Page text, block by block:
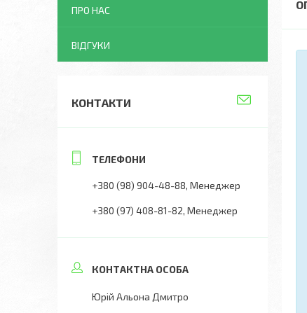
ПРО НАС
ВІДГУКИ
КОНТАКТИ
+380 (98) 904-48-88 Менеджер
+380 (97) 408-81-82 Менеджер
Юрій Альона Дмитро